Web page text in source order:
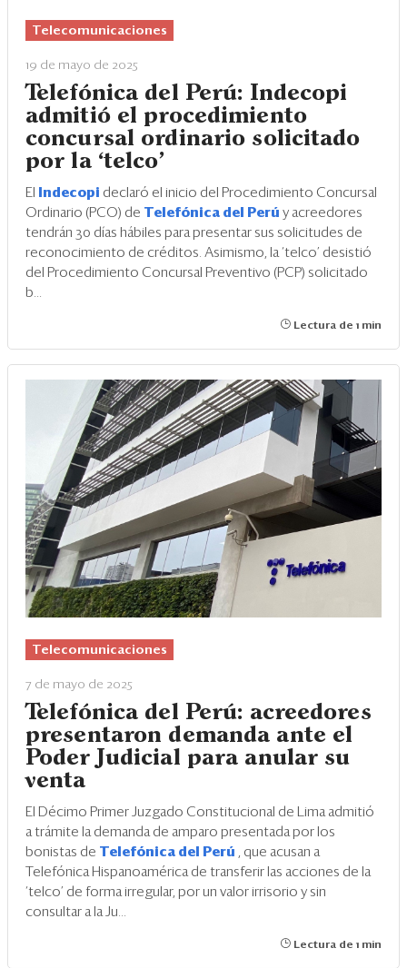
Blogs
Ranking CEO
Edición Impresa
Telecomunicaciones
19 de mayo de 2025
Telefónica del Perú: Indecopi
admitió el procedimiento
concursal ordinario solicitado
por la ‘telco’
El Indecopi declaró el inicio del Procedimiento Concursal
Ordinario (PCO) de Telefónica del Perú y acreedores
tendrán 30 días hábiles para presentar sus solicitudes de
reconocimiento de créditos. Asimismo, la ‘telco’ desistió
del Procedimiento Concursal Preventivo (PCP) solicitado
b...
Lectura de 1 min
Telecomunicaciones
7 de mayo de 2025
Telefónica del Perú: acreedores
presentaron demanda ante el
Poder Judicial para anular su
venta
El Décimo Primer Juzgado Constitucional de Lima admitió
a trámite la demanda de amparo presentada por los
bonistas de Telefónica del Perú
, que acusan a
Telefónica Hispanoamérica de transferir las acciones de la
‘telco’ de forma irregular, por un valor irrisorio y sin
consultar a la Ju...
Lectura de 1 min